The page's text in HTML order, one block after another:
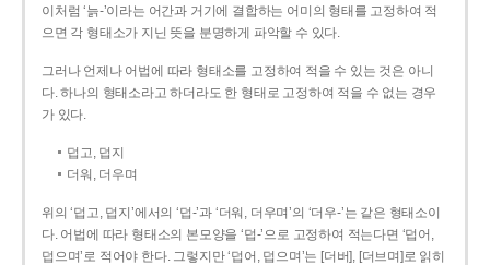
이처럼 ‘늙-­’이라는 어간과 거기에 결합하는 어미의 형태를 고정하여 적
으면 각 형태소가 지닌 뜻을 분명하게 파악할 수 있다.
그러나 언제나 어법에 따라 형태소를 고정하여 적을 수 있는 것은 아니
다. 하나의 형태소라고 하더라도 한 형태로 고정하여 적을 수 없는 경우
가 있다.
덥고, 덥지
더워, 더우며
위의 ‘덥고, 덥지’에서의 ‘덥-­’과 ‘더워, 더우며’의 ‘더우-­’는 같은 형태소이
다. 어법에 따라 형태소의 본모양을 ‘덥-­’으로 고정하여 적는다면 ‘덥어,
덥으며’로 적어야 한다. 그렇지만 ‘덥어, 덥으며’는 [더버], [더브며]로 읽히